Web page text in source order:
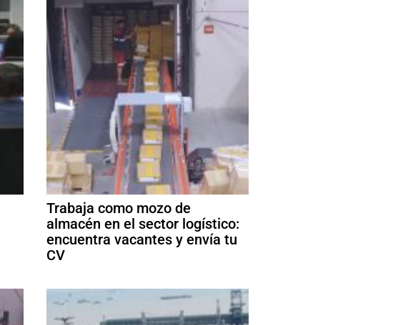
Trabaja como mozo de
almacén en el sector logístico:
encuentra vacantes y envía tu
CV